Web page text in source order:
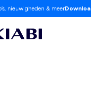
nieuwigheden & meer